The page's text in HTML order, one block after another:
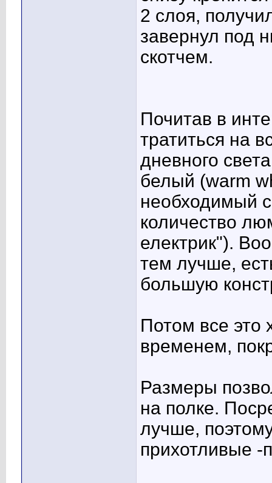
2 слоя,
завернул под
скотчем.
Почитав в
тратиться на
дневного
белый (warm
необходимый
количество
електрик").
тем лучше,
большую
Потом все это
временем,
Размеры
на полке.
лучше,
прихотливые